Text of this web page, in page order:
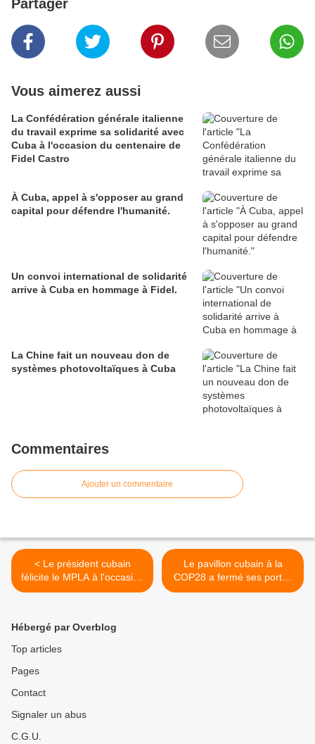
Partager
Vous aimerez aussi
La Confédération générale italienne
du travail exprime sa solidarité avec
Cuba à l'occasion du centenaire de
Fidel Castro
À Cuba, appel à s'opposer au grand
capital pour défendre l'humanité.
Un convoi international de solidarité
arrive à Cuba en hommage à Fidel.
La Chine fait un nouveau don de
systèmes photovoltaïques à Cuba
Commentaires
Ajouter un commentaire
< Le président cubain
félicite le MPLA à l'occasion
de son anniversaire
Le pavillon cubain à la
COP28 a fermé ses portes
avec des expériences
Hébergé par Overblog
Top articles
Pages
Contact
Signaler un abus
C.G.U.